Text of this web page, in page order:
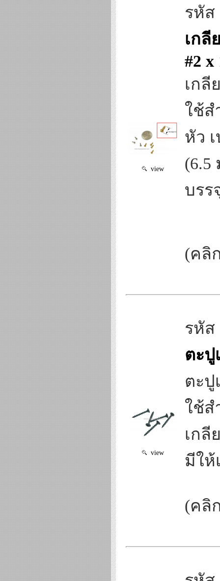
view
รหัส
เกลี
#2 x
เกลี
ใช้
หัว
(6.5
บรร
(คลิ
view
รหัส
ตะปู
ตะปู
ใช้
เกลี
มีให้
(คลิ